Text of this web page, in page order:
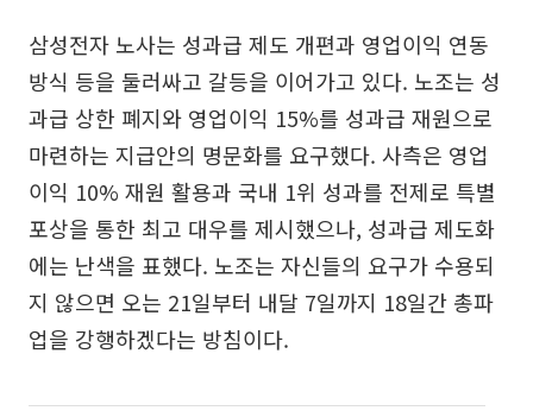
삼성전자 노사는 성과급 제도 개편과 영업이익 연동
방식 등을 둘러싸고 갈등을 이어가고 있다. 노조는 성
과급 상한 폐지와 영업이익 15%를 성과급 재원으로
마련하는 지급안의 명문화를 요구했다. 사측은 영업
이익 10% 재원 활용과 국내 1위 성과를 전제로 특별
포상을 통한 최고 대우를 제시했으나, 성과급 제도화
에는 난색을 표했다. 노조는 자신들의 요구가 수용되
지 않으면 오는 21일부터 내달 7일까지 18일간 총파
업을 강행하겠다는 방침이다.